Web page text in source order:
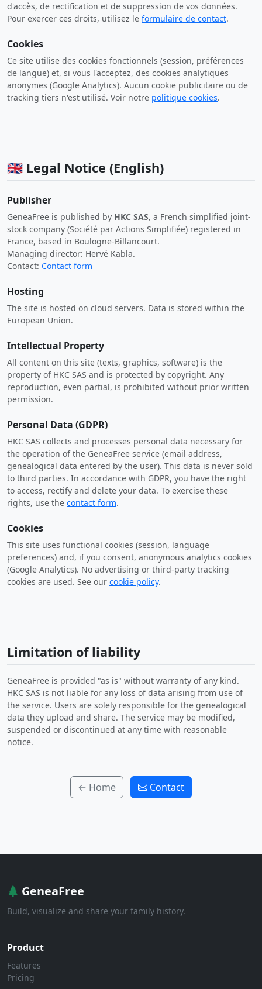
d'accès, de rectification et de suppression de vos données.
Pour exercer ces droits, utilisez le formulaire de contact.
Cookies
Ce site utilise des cookies fonctionnels (session, préférences
de langue) et, si vous l'acceptez, des cookies analytiques
anonymes (Google Analytics). Aucun cookie publicitaire ou de
tracking tiers n'est utilisé. Voir notre politique cookies.
🇬🇧 Legal Notice (English)
Publisher
GeneaFree is published by HKC SAS, a French simplified joint-
stock company (Société par Actions Simplifiée) registered in
France, based in Boulogne-Billancourt.
Managing director: Hervé Kabla.
Contact: Contact form
Hosting
The site is hosted on cloud servers. Data is stored within the
European Union.
Intellectual Property
All content on this site (texts, graphics, software) is the
property of HKC SAS and is protected by copyright. Any
reproduction, even partial, is prohibited without prior written
permission.
Personal Data (GDPR)
HKC SAS collects and processes personal data necessary for
the operation of the GeneaFree service (email address,
genealogical data entered by the user). This data is never sold
to third parties. In accordance with GDPR, you have the right
to access, rectify and delete your data. To exercise these
rights, use the contact form.
Cookies
This site uses functional cookies (session, language
preferences) and, if you consent, anonymous analytics cookies
(Google Analytics). No advertising or third-party tracking
cookies are used. See our cookie policy.
Limitation of liability
GeneaFree is provided "as is" without warranty of any kind.
HKC SAS is not liable for any loss of data arising from use of
the service. Users are solely responsible for the genealogical
data they upload and share. The service may be modified,
suspended or discontinued at any time with reasonable
notice.
← Home Contact
GeneaFree
Build, visualize and share your family history.
Product
Features
Pricing